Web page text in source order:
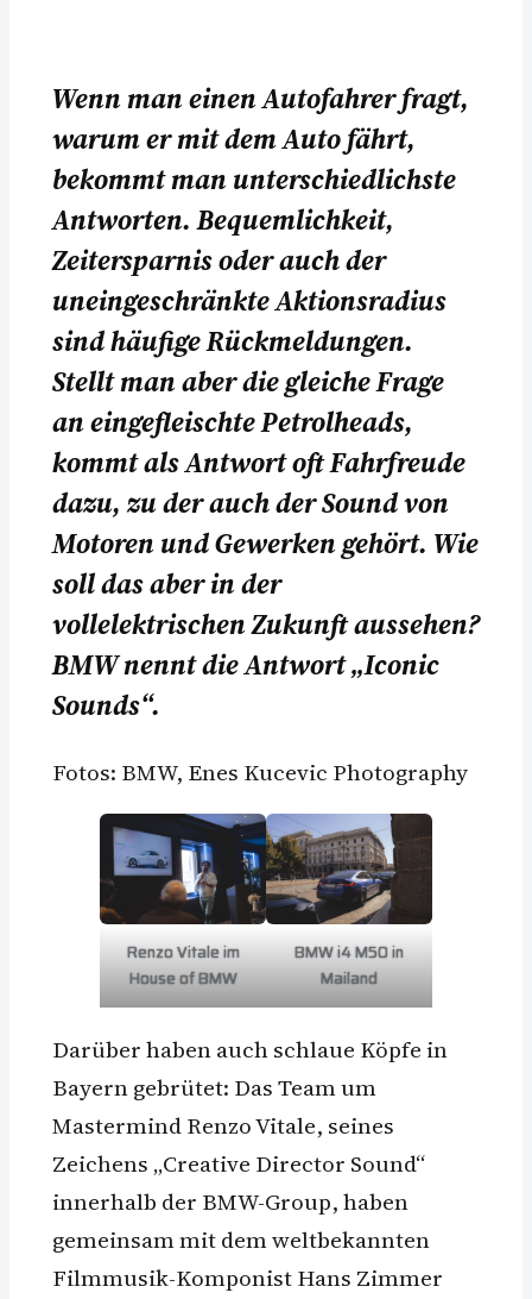
Wenn man einen Autofahrer fragt,
warum er mit dem Auto fährt,
bekommt man unterschiedlichste
Antworten. Bequemlichkeit,
Zeitersparnis oder auch der
uneingeschränkte Aktionsradius
sind häufige Rückmeldungen.
Stellt man aber die gleiche Frage
an eingefleischte Petrolheads,
kommt als Antwort oft Fahrfreude
dazu, zu der auch der Sound von
Motoren und Gewerken gehört. Wie
soll das aber in der
vollelektrischen Zukunft aussehen?
BMW nennt die Antwort „Iconic
Sounds“.
Fotos: BMW, Enes Kucevic Photography
Renzo Vitale im
House of BMW
BMW i4 M50 in
Mailand
Darüber haben auch schlaue Köpfe in
Bayern gebrütet: Das Team um
Mastermind Renzo Vitale, seines
Zeichens „Creative Director Sound“
innerhalb der BMW-Group, haben
gemeinsam mit dem weltbekannten
Filmmusik-Komponist Hans Zimmer